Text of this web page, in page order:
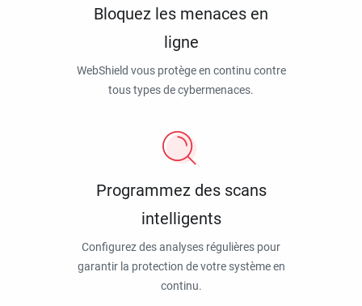
Bloquez les menaces en
ligne
WebShield vous protège en continu contre
tous types de cybermenaces.
Programmez des scans
intelligents
Configurez des analyses régulières pour
garantir la protection de votre système en
continu.